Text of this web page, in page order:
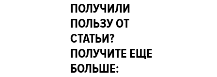
ПОЛУЧИЛИ
ПОЛЬЗУ ОТ
СТАТЬИ?
ПОЛУЧИТЕ ЕЩЕ
БОЛЬШЕ: